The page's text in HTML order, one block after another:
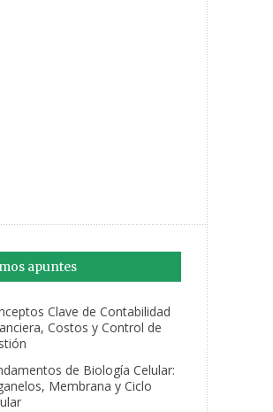
apuntes
Clave de Contabilidad
Costos y Control de
de Biología Celular:
Membrana y Ciclo